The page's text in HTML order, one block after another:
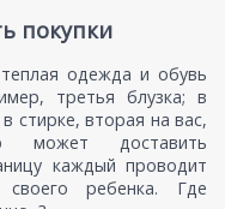
покупки
одежда и обувь
третья блузка; в
стирке, вторая на вас,
доставить
каждый проводит
ребенка. Где